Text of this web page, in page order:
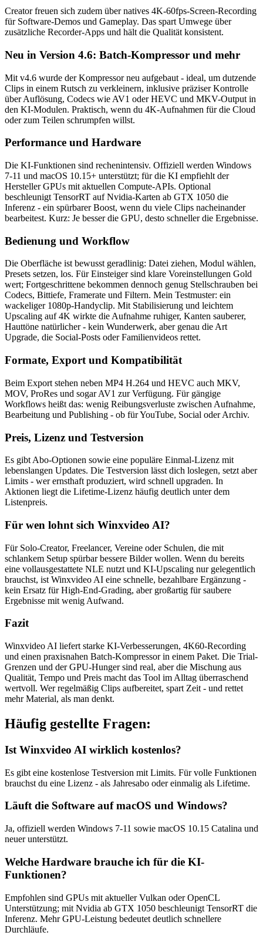
Creator freuen sich zudem über natives 4K-60fps-Screen-Recording
für Software-Demos und Gameplay. Das spart Umwege über
zusätzliche Recorder-Apps und hält die Qualität konsistent.
Neu in Version 4.6: Batch-Kompressor und mehr
Mit v4.6 wurde der Kompressor neu aufgebaut - ideal, um dutzende
Clips in einem Rutsch zu verkleinern, inklusive präziser Kontrolle
über Auflösung, Codecs wie AV1 oder HEVC und MKV-Output in
den KI-Modulen. Praktisch, wenn du 4K-Aufnahmen für die Cloud
oder zum Teilen schrumpfen willst.
Performance und Hardware
Die KI-Funktionen sind rechenintensiv. Offiziell werden Windows
7-11 und macOS 10.15+ unterstützt; für die KI empfiehlt der
Hersteller GPUs mit aktuellen Compute-APIs. Optional
beschleunigt TensorRT auf Nvidia-Karten ab GTX 1050 die
Inferenz - ein spürbarer Boost, wenn du viele Clips nacheinander
bearbeitest. Kurz: Je besser die GPU, desto schneller die Ergebnisse.
Bedienung und Workflow
Die Oberfläche ist bewusst geradlinig: Datei ziehen, Modul wählen,
Presets setzen, los. Für Einsteiger sind klare Voreinstellungen Gold
wert; Fortgeschrittene bekommen dennoch genug Stellschrauben bei
Codecs, Bittiefe, Framerate und Filtern. Mein Testmuster: ein
wackeliger 1080p-Handyclip. Mit Stabilisierung und leichtem
Upscaling auf 4K wirkte die Aufnahme ruhiger, Kanten sauberer,
Hauttöne natürlicher - kein Wunderwerk, aber genau die Art
Upgrade, die Social-Posts oder Familienvideos rettet.
Formate, Export und Kompatibilität
Beim Export stehen neben MP4 H.264 und HEVC auch MKV,
MOV, ProRes und sogar AV1 zur Verfügung. Für gängige
Workflows heißt das: wenig Reibungsverluste zwischen Aufnahme,
Bearbeitung und Publishing - ob für YouTube, Social oder Archiv.
Preis, Lizenz und Testversion
Es gibt Abo-Optionen sowie eine populäre Einmal-Lizenz mit
lebenslangen Updates. Die Testversion lässt dich loslegen, setzt aber
Limits - wer ernsthaft produziert, wird schnell upgraden. In
Aktionen liegt die Lifetime-Lizenz häufig deutlich unter dem
Listenpreis.
Für wen lohnt sich Winxvideo AI?
Für Solo-Creator, Freelancer, Vereine oder Schulen, die mit
schlankem Setup spürbar bessere Bilder wollen. Wenn du bereits
eine vollausgestattete NLE nutzt und KI-Upscaling nur gelegentlich
brauchst, ist Winxvideo AI eine schnelle, bezahlbare Ergänzung -
kein Ersatz für High-End-Grading, aber großartig für saubere
Ergebnisse mit wenig Aufwand.
Fazit
Winxvideo AI liefert starke KI-Verbesserungen, 4K60-Recording
und einen praxisnahen Batch-Kompressor in einem Paket. Die Trial-
Grenzen und der GPU-Hunger sind real, aber die Mischung aus
Qualität, Tempo und Preis macht das Tool im Alltag überraschend
wertvoll. Wer regelmäßig Clips aufbereitet, spart Zeit - und rettet
mehr Material, als man denkt.
Häufig gestellte Fragen:
Ist Winxvideo AI wirklich kostenlos?
Es gibt eine kostenlose Testversion mit Limits. Für volle Funktionen
brauchst du eine Lizenz - als Jahresabo oder einmalig als Lifetime.
Läuft die Software auf macOS und Windows?
Ja, offiziell werden Windows 7-11 sowie macOS 10.15 Catalina und
neuer unterstützt.
Welche Hardware brauche ich für die KI-
Funktionen?
Empfohlen sind GPUs mit aktueller Vulkan oder OpenCL
Unterstützung; mit Nvidia ab GTX 1050 beschleunigt TensorRT die
Inferenz. Mehr GPU-Leistung bedeutet deutlich schnellere
Durchläufe.